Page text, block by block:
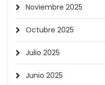
Noviembre 2025
Octubre 2025
Julio 2025
Junio 2025